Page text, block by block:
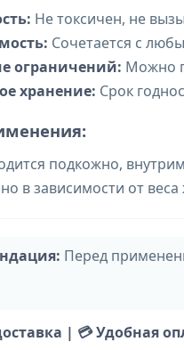
Не токсичен, не
Сочетается с
ограничений: Можно
хранение: Срок
подкожно,
в зависимости от
Перед
| 💳 Удобная